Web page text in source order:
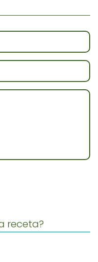
receta?